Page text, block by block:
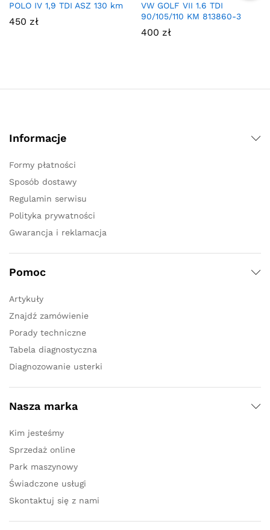
POLO IV 1,9 TDI ASZ 130 km
450 zł
VW GOLF VII 1.6 TDI
90/105/110 KM 813860-3
400 zł
Informacje
Formy płatności
Sposób dostawy
Regulamin serwisu
Polityka prywatności
Gwarancja i reklamacja
Pomoc
Artykuły
Znajdź zamówienie
Porady techniczne
Tabela diagnostyczna
Diagnozowanie usterki
Nasza marka
Kim jesteśmy
Sprzedaż online
Park maszynowy
Świadczone usługi
Skontaktuj się z nami